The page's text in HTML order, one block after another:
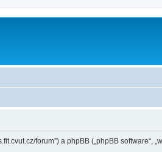
forum”) a phpBB („phpBB software“,